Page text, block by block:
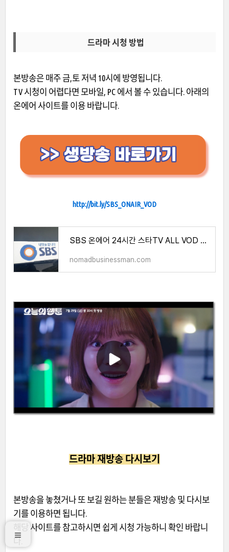
드라마 시청 방법
본방송은 매주 금,토 저녁 10시에 방영됩니다.
TV 시청이 어렵다면 모바일, PC 에서 볼 수 있습니다. 아래의
온에어 사이트를 이용 바랍니다.
http://bit.ly/SBS_ONAIR_VOD
SBS 온에어 24시간 스타TV ALL VOD 이용방법 총정리
nomadbusinessman.com
드라마 재방송 다시보기
본방송을 놓쳤거나 또 보길 원하는 분들은 재방송 및 다시보
기를 이용하면 됩니다.
해당 사이트를 참고하시면 쉽게 시청 가능하니 확인 바랍니
다.